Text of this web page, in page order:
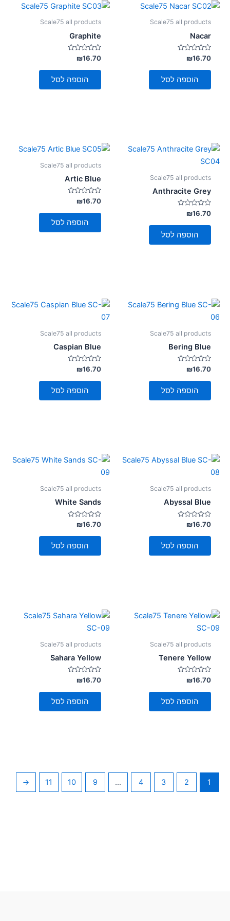
Scale75 all products
Nacar
דורג
0
מתוך
₪16.70
הוספה לסל
Scale75 all products
Graphite
דורג
0
מתוך
₪16.70
הוספה לסל
Scale75 all products
Anthracite Grey
דורג
0
מתוך
₪16.70
הוספה לסל
Scale75 all products
Artic Blue
דורג
0
מתוך
₪16.70
הוספה לסל
Scale75 all products
Bering Blue
דורג
0
מתוך
₪16.70
הוספה לסל
Scale75 all products
Caspian Blue
דורג
0
מתוך
₪16.70
הוספה לסל
Scale75 all products
Abyssal Blue
דורג
0
מתוך
₪16.70
הוספה לסל
Scale75 all products
White Sands
דורג
0
מתוך
₪16.70
הוספה לסל
Scale75 all products
Tenere Yellow
דורג
0
מתוך
₪16.70
הוספה לסל
Scale75 all products
Sahara Yellow
דורג
0
מתוך
₪16.70
הוספה לסל
1
2
3
4
…
9
10
11
←